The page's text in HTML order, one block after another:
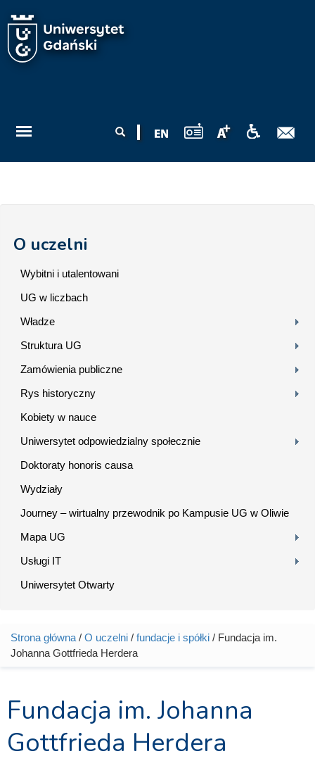
wyszukiwania
O uczelni
Wybitni i utalentowani
UG w liczbach
Władze
Struktura UG
Zamówienia publiczne
Rys historyczny
Kobiety w nauce
Uniwersytet odpowiedzialny społecznie
Doktoraty honoris causa
Wydziały
Journey – wirtualny przewodnik po Kampusie UG w Oliwie
Mapa UG
Usługi IT
Uniwersytet Otwarty
Jesteś tutaj
Strona główna / O uczelni / fundacje i spółki / Fundacja im.
Johanna Gottfrieda Herdera
Fundacja im. Johanna
Gottfrieda Herdera